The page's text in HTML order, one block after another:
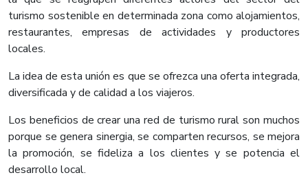
turismo sostenible en determinada zona como alojamientos,
restaurantes, empresas de actividades y productores
locales.
La idea de esta unión es que se ofrezca una oferta integrada,
diversificada y de calidad a los viajeros.
Los beneficios de crear una red de turismo rural son muchos
porque se genera sinergia, se comparten recursos, se mejora
la promoción, se fideliza a los clientes y se potencia el
desarrollo local.